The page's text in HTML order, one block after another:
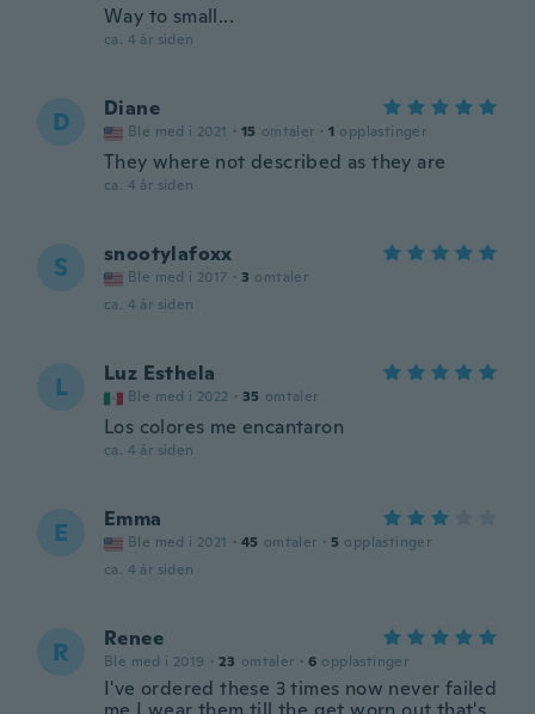
Way to small...
ca. 4 år siden
D Diane
Ble med i 2021 · 15 omtaler · 1 opplastinger
They where not described as they are
ca. 4 år siden
S snootylafoxx
Ble med i 2017 · 3 omtaler
ca. 4 år siden
L Luz Esthela
Ble med i 2022 · 35 omtaler
Los colores me encantaron
ca. 4 år siden
E Emma
Ble med i 2021 · 45 omtaler · 5 opplastinger
ca. 4 år siden
R Renee
Ble med i 2019 · 23 omtaler · 6 opplastinger
I've ordered these 3 times now never failed